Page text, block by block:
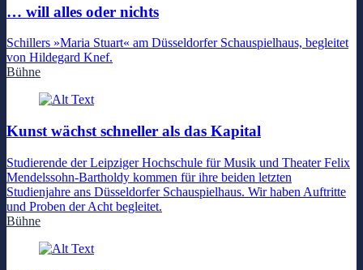
… will alles oder nichts
Schillers »Maria Stuart« am Düsseldorfer Schauspielhaus, begleitet
von Hildegard Knef.
Bühne
Kunst wächst schneller als das Kapital
Studierende der Leipziger Hochschule für Musik und Theater Felix
Mendelssohn-Bartholdy kommen für ihre beiden letzten
Studienjahre ans Düsseldorfer Schauspielhaus. Wir haben Auftritte
und Proben der Acht begleitet.
Bühne